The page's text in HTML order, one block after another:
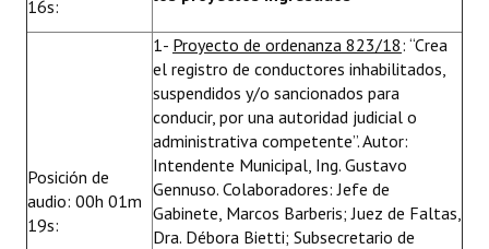
16s:
Posición de
audio: 00h 01m
19s:
1- Proyecto de ordenanza 823/18: “Crea
el registro de conductores inhabilitados,
suspendidos y/o sancionados para
conducir, por una autoridad judicial o
administrativa competente”. Autor:
Intendente Municipal, Ing. Gustavo
Gennuso. Colaboradores: Jefe de
Gabinete, Marcos Barberis; Juez de Faltas,
Dra. Débora Bietti; Subsecretario de